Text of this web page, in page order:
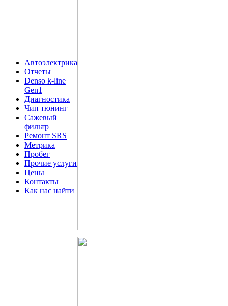
Автоэлектрика
Отчеты
Denso k-line
Gen1
Диагностика
Чип тюнинг
Сажевый
фильтр
Ремонт SRS
Метрика
Пробег
Прочие услуги
Цены
Контакты
Как нас найти